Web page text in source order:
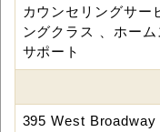
カウンセリングサー
ングクラス 、ホー
サポート
395 West